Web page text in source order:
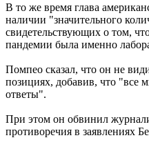
В то же время глава
наличии "значительного
свидетельствующих о том,
пандемии была именно
Помпео сказал, что он не
позициях, добавив, что "все
ответы".
При этом он обвинил
противоречия в заявлениях